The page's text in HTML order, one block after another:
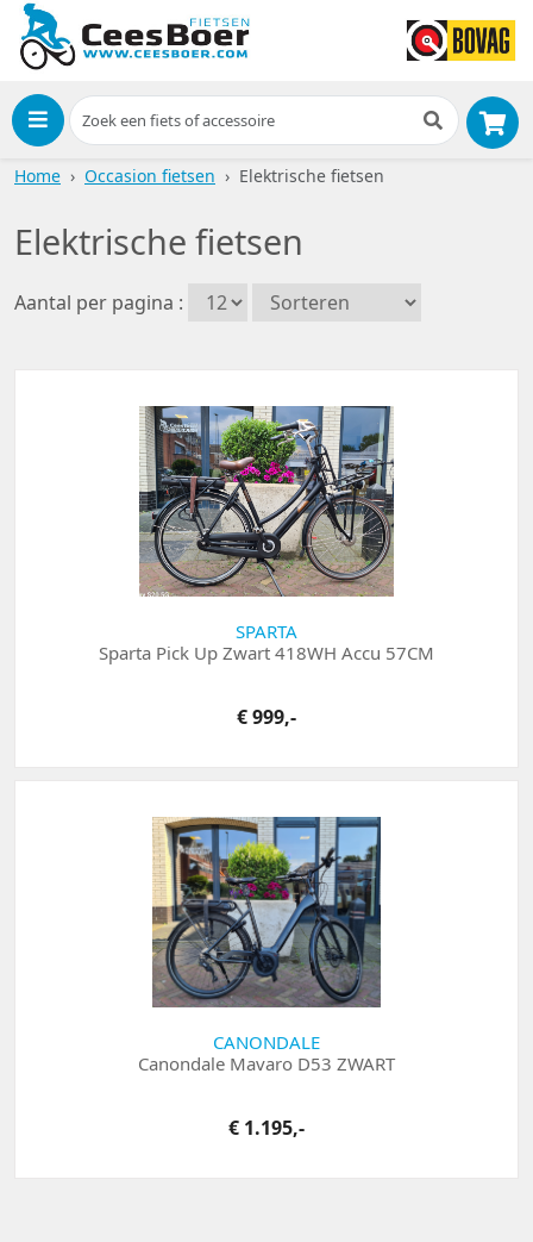
Menu
Home Occasion fietsen Elektrische fietsen
Aantal per pagina :
Elektrische fietsen
SPARTA
Sparta Pick Up Zwart 418WH Accu 57CM
€ 999,-
CANONDALE
Canondale Mavaro D53 ZWART
€ 1.195,-